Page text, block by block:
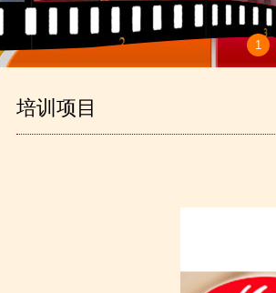
1
培训项目